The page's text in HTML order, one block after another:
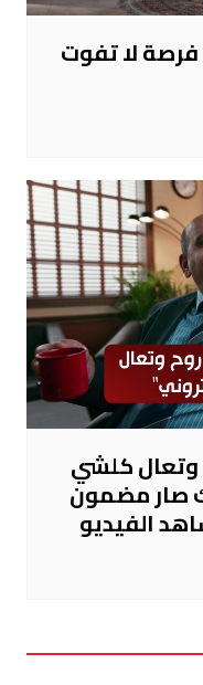
لا تفوت
وتعال كلشي
صار مضمون
الفيديو